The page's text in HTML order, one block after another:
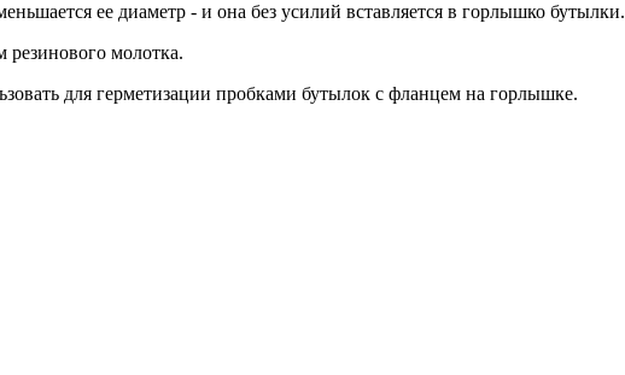
ее диаметр - и она без усилий вставляется в горлышко бутылки.
молотка.
для герметизации пробками бутылок с фланцем на горлышке.